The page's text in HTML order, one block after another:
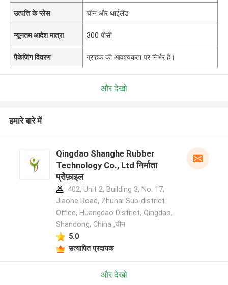
उत्पत्ति के प्लेस चीन और थाईलैंड
न्यूनतम आदेश मात्रा 300 पीसी
पैकेजिंग विवरण ग्राहक की आवश्यकता पर निर्भर है।
और देखो
हमारे बारे में
Qingdao Shanghe Rubber
Technology Co., Ltd निर्माता
प्रोफ़ाइल
402, Unit 2, Building 3, No. 17,
Jiaohe Road, Zhuhai Sub-district
Office, Huangdao District, Qingdao,
Shandong, China ,चीन
5.0
सत्यापित प्रदायक
और देखो